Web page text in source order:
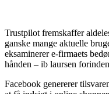
Trustpilot fremskaffer
ganske mange aktuelle
eksaminerer e-firmaets
hånden – ib laursen
Facebook genererer